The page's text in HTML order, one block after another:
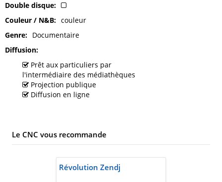
Double disque
Couleur / N&B
couleur
Genre
Documentaire
Diffusion
Prêt aux particuliers par
l'intermédiaire des médiathèques
Projection publique
Diffusion en ligne
Le CNC vous recommande
Révolution Zendj